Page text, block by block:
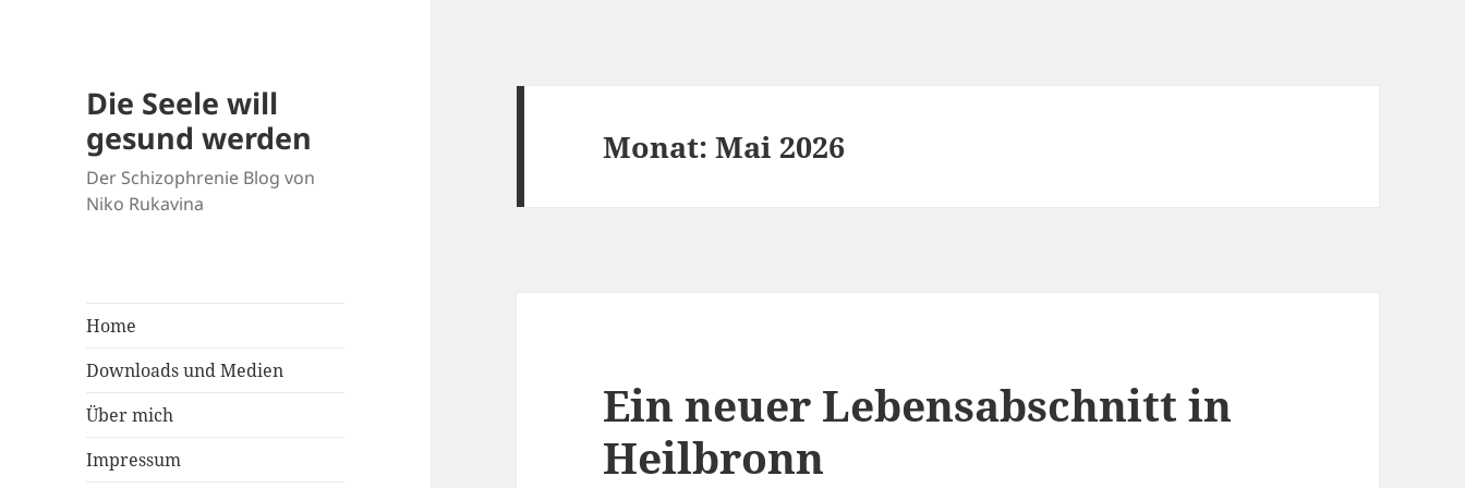
Die Seele will
gesund werden
Der Schizophrenie Blog von
Niko Rukavina
Home
Downloads und Medien
Über mich
Impressum
Monat:Mai 2026
Ein neuer Lebensabschnitt in
Heilbronn